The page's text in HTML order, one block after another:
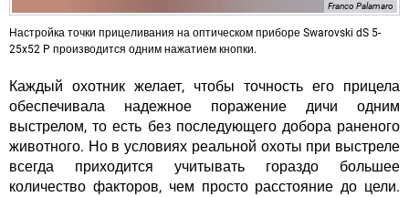
Franco Palamaro
Настройка точки прицеливания на оптическом приборе Swarovski dS 5-
25x52 P производится одним нажатием кнопки.
Каждый охотник желает, чтобы точность его прицела
обеспечивала надежное поражение дичи одним
выстрелом, то есть без последующего добора раненого
животного. Но в условиях реальной охоты при выстреле
всегда приходится учитывать гораздо большее
количество факторов, чем просто расстояние до цели.